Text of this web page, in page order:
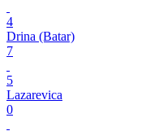
4
Drina (Batar)
7
5
Lazarevica
0